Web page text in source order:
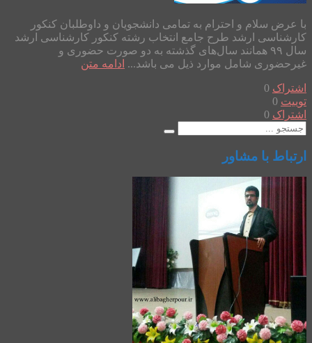
با عرض سلام و احترام به تمامی دانشجویان و داوطلبان کنکور
کارشناسی ارشد طرح جامع انتخاب رشته کنکور کارشناسی ارشد
سال ۹۹ همانند سال‌های گذشته به دو صورت حضوری و
غیرحضوری شامل موارد ذیل می باشد... ادامه متن
اشتراک 0
توییت 0
اشتراک 0
ارتباط با مشاور